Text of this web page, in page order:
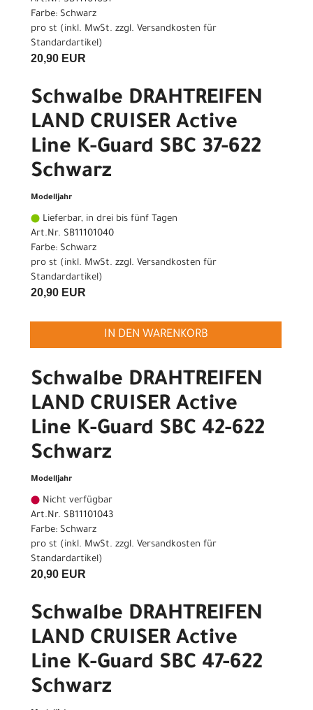
Farbe: Schwarz
pro st (inkl. MwSt. zzgl. Versandkosten für
Standardartikel)
20,90 EUR
Schwalbe DRAHTREIFEN
LAND CRUISER Active
Line K-Guard SBC 37-622
Schwarz
Modelljahr
Lieferbar, in drei bis fünf Tagen
Art.Nr. SB11101040
Farbe: Schwarz
pro st (inkl. MwSt. zzgl. Versandkosten für
Standardartikel)
20,90 EUR
IN DEN WARENKORB
Schwalbe DRAHTREIFEN
LAND CRUISER Active
Line K-Guard SBC 42-622
Schwarz
Modelljahr
Nicht verfügbar
Art.Nr. SB11101043
Farbe: Schwarz
pro st (inkl. MwSt. zzgl. Versandkosten für
Standardartikel)
20,90 EUR
Schwalbe DRAHTREIFEN
LAND CRUISER Active
Line K-Guard SBC 47-622
Schwarz